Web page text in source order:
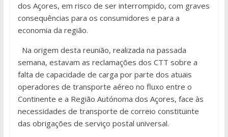
dos Açores, em risco de ser interrompido, com graves
consequências para os consumidores e para a
economia da região.
Na origem desta reunião, realizada na passada
semana, estavam as reclamações dos CTT sobre a
falta de capacidade de carga por parte dos atuais
operadores de transporte aéreo no fluxo entre o
Continente e a Região Autónoma dos Açores, face às
necessidades de transporte de correio constituinte
das obrigações de serviço postal universal.